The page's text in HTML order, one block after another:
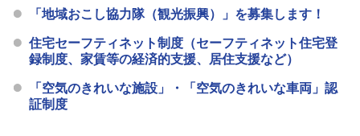
「地域おこし協力隊（観光振興）」を募集します！
住宅セーフティネット制度（セーフティネット住宅登
録制度、家賃等の経済的支援、居住支援など）
「空気のきれいな施設」・「空気のきれいな車両」認
証制度